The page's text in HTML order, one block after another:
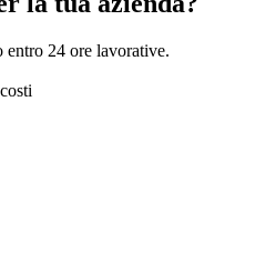
entro 24 ore lavorative.